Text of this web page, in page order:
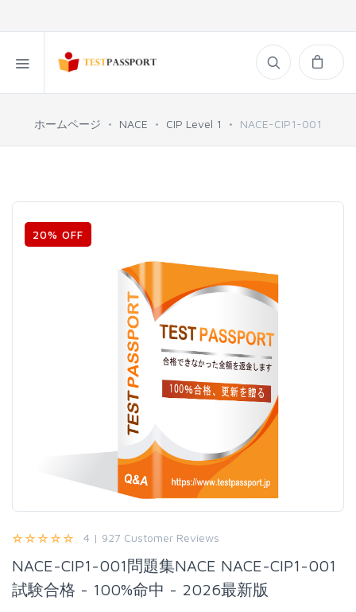
ホームページ NACE CIP Level 1 NACE-CIP1-001
20% OFF
4 | 927 Customer Reviews
NACE-CIP1-001問題集NACE NACE-CIP1-001
試験合格 - 100%命中 - 2026最新版